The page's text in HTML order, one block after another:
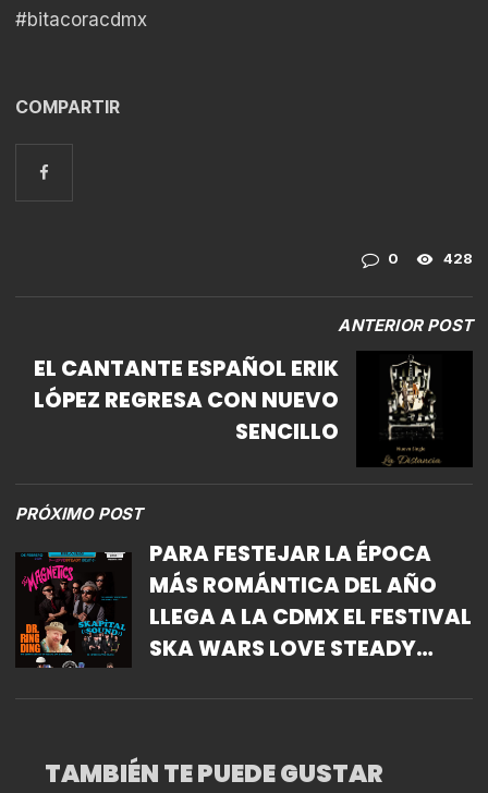
#bitacoracdmx
COMPARTIR
0 428
ANTERIOR POST
EL CANTANTE ESPAÑOL ERIK
LÓPEZ REGRESA CON NUEVO
SENCILLO
PRÓXIMO POST
PARA FESTEJAR LA ÉPOCA
MÁS ROMÁNTICA DEL AÑO
LLEGA A LA CDMX EL FESTIVAL
SKA WARS LOVE STEADY
TAMBIÉN TE PUEDE GUSTAR